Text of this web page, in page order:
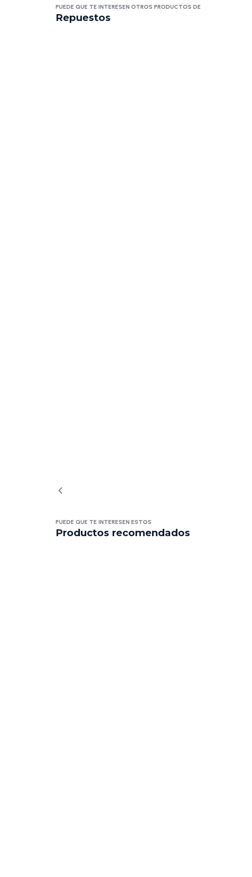
PUEDE QUE TE INTERESEN OTROS PRODUCTOS DE
Repuestos
PUEDE QUE TE INTERESEN ESTOS
Productos recomendados